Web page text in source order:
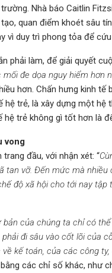
Nhà báo Caitlin
quan điểm khoét sâu
vì duy trì phong tỏa để
phải làm, để giải quyết
mối đe dọa nguy hiểm hơn
hơn. Chấn hưng kinh
trẻ, là xây dựng một hệ
hệ trẻ không gì tốt hơn là
vong
trang đầu, với nhận xét: “
tan vỡ. Đến mức mà
độ xã hội cho tới nay
bản của chúng ta chỉ có
đi sâu vào cốt lõi của
kế toán, của các công
các chỉ số khác, như